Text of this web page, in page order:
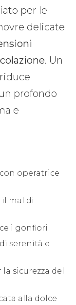
per le
delicate
. Un
profondo
e
operatrice
mal di
i gonfiori
serenità e
sicurezza del
alla dolce